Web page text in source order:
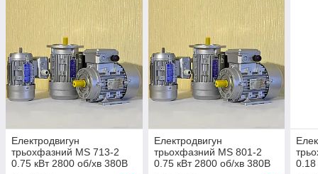
Електродвигун
трьохфазний MS 713-2
0.75 кВт 2800 об/хв 380В
Електродвигун
трьохфазний MS 801-2
0.75 кВт 2800 об/хв 380В
0.18